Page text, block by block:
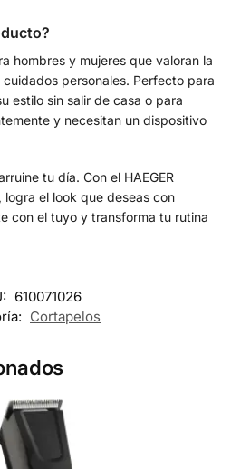
hombres y mujeres que valoran la
personales. Perfecto para
estilo sin salir de casa o para
y necesitan un dispositivo
tu día. Con el HAEGER
logra el look que deseas con
con el tuyo y transforma tu rutina
610071026
Cortapelos